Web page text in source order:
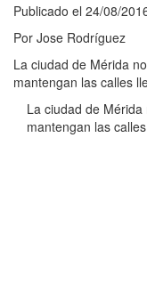
Publicado el 24/08/
Por Jose Rodríguez
La ciudad de Mérida
mantengan las calles
La ciudad de
mantengan las